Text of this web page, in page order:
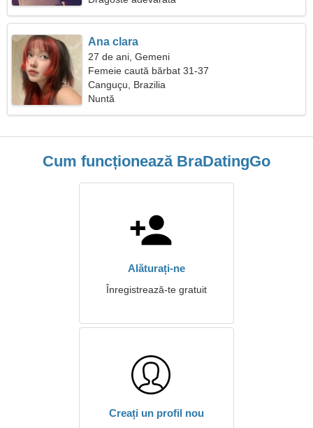
Ana clara
27 de ani, Gemeni
Femeie caută bărbat 31-37
Canguçu, Brazilia
Nuntă
Cum funcționează BraDatingGo
Alăturați-ne
Înregistrează-te gratuit
Creați un profil nou